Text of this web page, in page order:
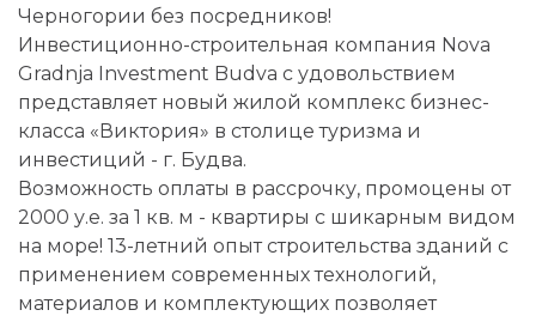
Черногории без посредников!
Инвестиционно-строительная компания Nova
Gradnja Investment Budva с удовольствием
представляет новый жилой комплекс бизнес-
класса «Виктория» в столице туризма и
инвестиций - г. Будва.
Возможность оплаты в рассрочку, промоцены от
2000 у.е. за 1 кв. м - квартиры с шикарным видом
на море! 13-летний опыт строительства зданий с
применением современных технологий,
материалов и комплектующих позволяет